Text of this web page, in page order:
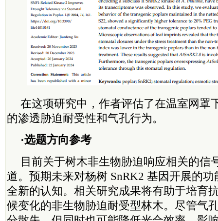
在这项研究中，作者评估了在温室网罩
的渗透胁迫耐受性和气孔行为。
·选题方向参考
目前关于树木非生物胁迫响应相关的信
道。预期未来对杨树 SnRK2 基因开展的
全新的认知。相关研究成果将有助于培育
候变化的非生物胁迫耐受型林木。尽管气